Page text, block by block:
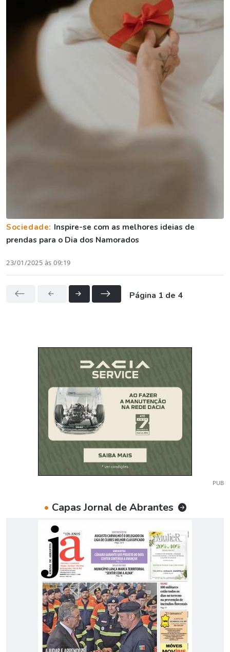
Sociedade: Inspire-se com as melhores ideias de
prendas para o Dia dos Namorados
23/01/2025 às 09:19
Página 1 de 4
PUB
• Capas Jornal de Abrantes